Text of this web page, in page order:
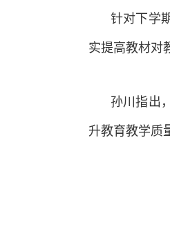
针对下学
实提高教材对
孙川指出
升教育教学质